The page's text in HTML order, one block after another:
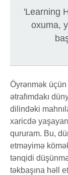
'Learning
oxuma,
Öyrənmək
ətrafımdakı
dilindəki
xaricdə
qururam. Bu,
etməyimə
tənqidi
təkbaşına həll